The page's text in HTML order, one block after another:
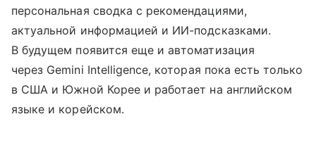
персональная сводка с рекомендациями,
актуальной информацией и ИИ-подсказками.
В будущем появится еще и автоматизация
через Gemini Intelligence, которая пока есть только
в США и Южной Корее и работает на английском
языке и корейском.